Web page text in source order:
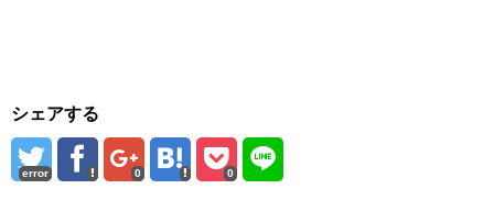
シェアする
error 0 0